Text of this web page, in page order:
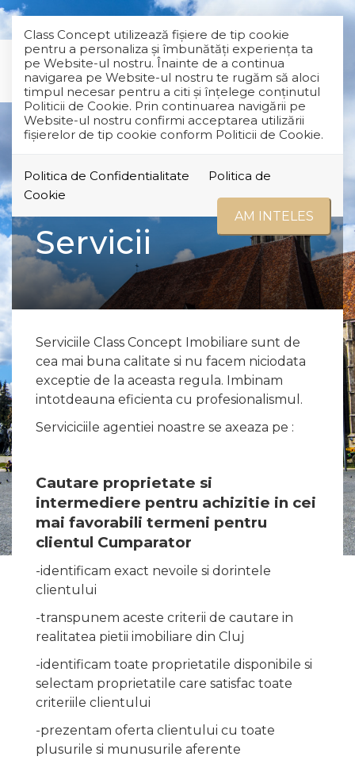
Class Concept utilizează fişiere de tip cookie
pentru a personaliza și îmbunătăți experiența ta
pe Website-ul nostru. Înainte de a continua
navigarea pe Website-ul nostru te rugăm să aloci
timpul necesar pentru a citi și înțelege conținutul
Politicii de Cookie. Prin continuarea navigării pe
Website-ul nostru confirmi acceptarea utilizării
fişierelor de tip cookie conform Politicii de Cookie.
Politica de Confidentialitate
Politica de
Cookie
AM INTELES
Servicii
Serviciile Class Concept Imobiliare sunt de
cea mai buna calitate si nu facem niciodata
exceptie de la aceasta regula. Imbinam
intotdeauna eficienta cu profesionalismul.
Serviciciile agentiei noastre se axeaza pe :
Cautare proprietate si
intermediere pentru achizitie in cei
mai favorabili termeni pentru
clientul Cumparator
-identificam exact nevoile si dorintele
clientului
-transpunem aceste criterii de cautare in
realitatea pietii imobiliare din Cluj
-identificam toate proprietatile disponibile si
selectam proprietatile care satisfac toate
criteriile clientului
-prezentam oferta clientului cu toate
plusurile si munusurile aferente